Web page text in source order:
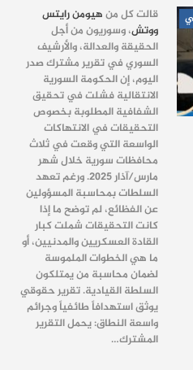
قالت كل منهيومن رايتس
ووتش، وسوريون من أجل
الحقيقة والعدالة، والأرشيف
السوري في تقرير مشترك صدر
اليوم، إن الحكومة السورية
الانتقالية فشلت في تحقيق
الشفافية المطلوبة بخصوص
التحقيقات في الانتهاكات
الواسعة التي وقعت في ثلاث
محافظات سورية خلال شهر
مارس/آذار 2025. ورغم تعهد
السلطات بمحاسبة المسؤولين
عن الفظائع، لم توضح ما إذا
كانت التحقيقات شملت كبار
القادة العسكريين والمدنيين، أو
ما هي الخطوات الملموسة
لضمان محاسبة من يمتلكون
السلطة القيادية. تقرير حقوقي
يوثق استهدافاً طائفياً وجرائم
واسعة النطاق: يحمل التقرير
المشترك…